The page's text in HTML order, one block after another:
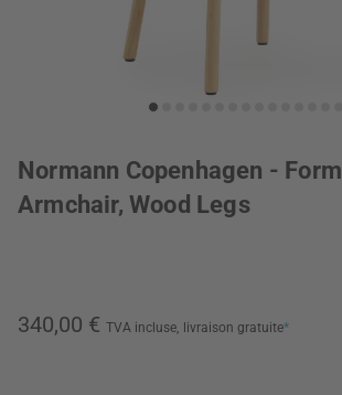
Normann Copenhagen - Form
Armchair, Wood Legs
340,00 € TVA incluse, livraison gratuite*